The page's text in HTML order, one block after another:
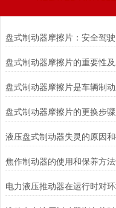
盘式制动器摩擦片的重要性
焦作制动器的使用和保养方